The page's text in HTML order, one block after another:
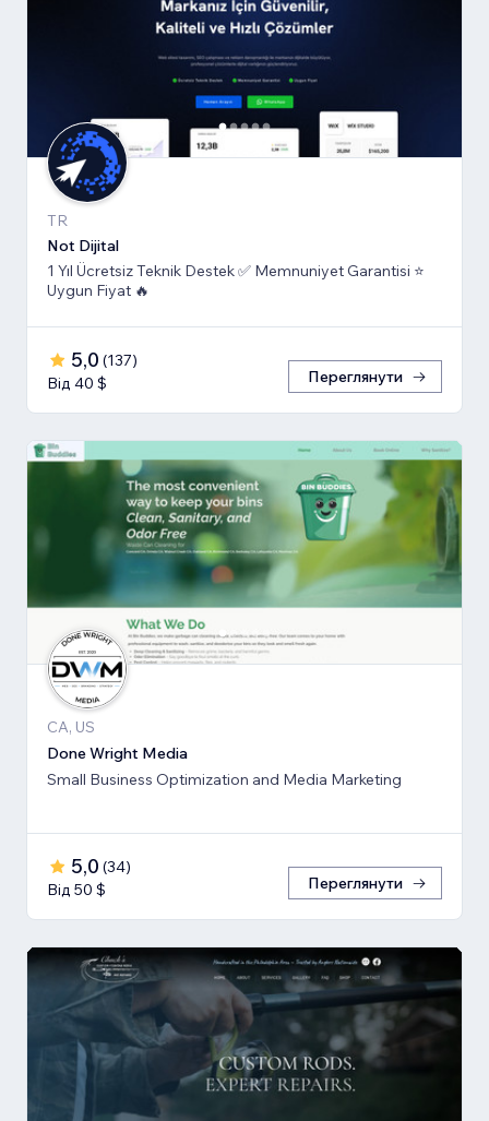
TR
Not Dijital
1 Yıl Ücretsiz Teknik Destek ✅ Memnuniyet Garantisi ⭐
Uygun Fiyat 🔥
5,0 (137)
Від 40 $
Переглянути
CA, US
Done Wright Media
Small Business Optimization and Media Marketing
5,0 (34)
Від 50 $
Переглянути